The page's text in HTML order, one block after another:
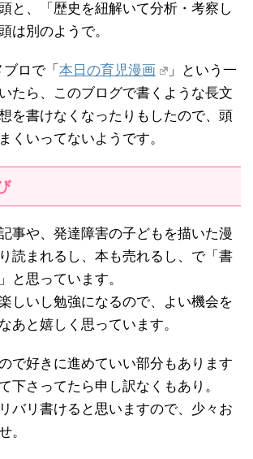
と、「歴史を紐解いて分析・考察し
は別のようで。
ロで「 本日の育児漫画
」という一
たら、このブログで書くような長文
を書けなくなったりもしたので、頭
くいってないようです。
事や、発達障害の子どもを描いた漫
読まれるし、本も売れるし、で「書
と思っています。
しいし勉強になるので、よい機会を
あと嬉しく思っています。
で好きに進めていい部分もあります
下さってたら申し訳なくもあり。
バリ書けると思いますので、少々お
。